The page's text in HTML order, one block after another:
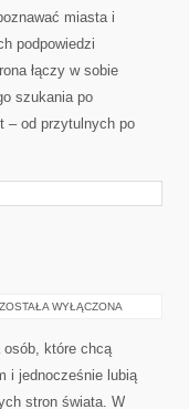
miasta i
podpowiedzi
łączy w sobie
szukania po
– od przytulnych po
MODA
ZOSTAŁA WYŁĄCZONA
które chcą
i jednocześnie lubią
stron świata. W